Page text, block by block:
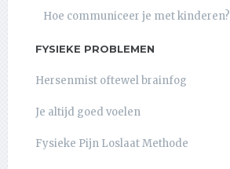
Hoe communiceer je met kinderen?
FYSIEKE PROBLEMEN
Hersenmist oftewel brainfog
Je altijd goed voelen
Fysieke Pijn Loslaat Methode